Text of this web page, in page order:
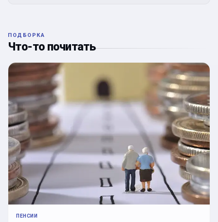
ПОДБОРКА
Что-то почитать
ПЕНСИИ